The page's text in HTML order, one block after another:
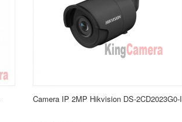
Camera IP 2MP Hikvision DS-2CD2023G0-I